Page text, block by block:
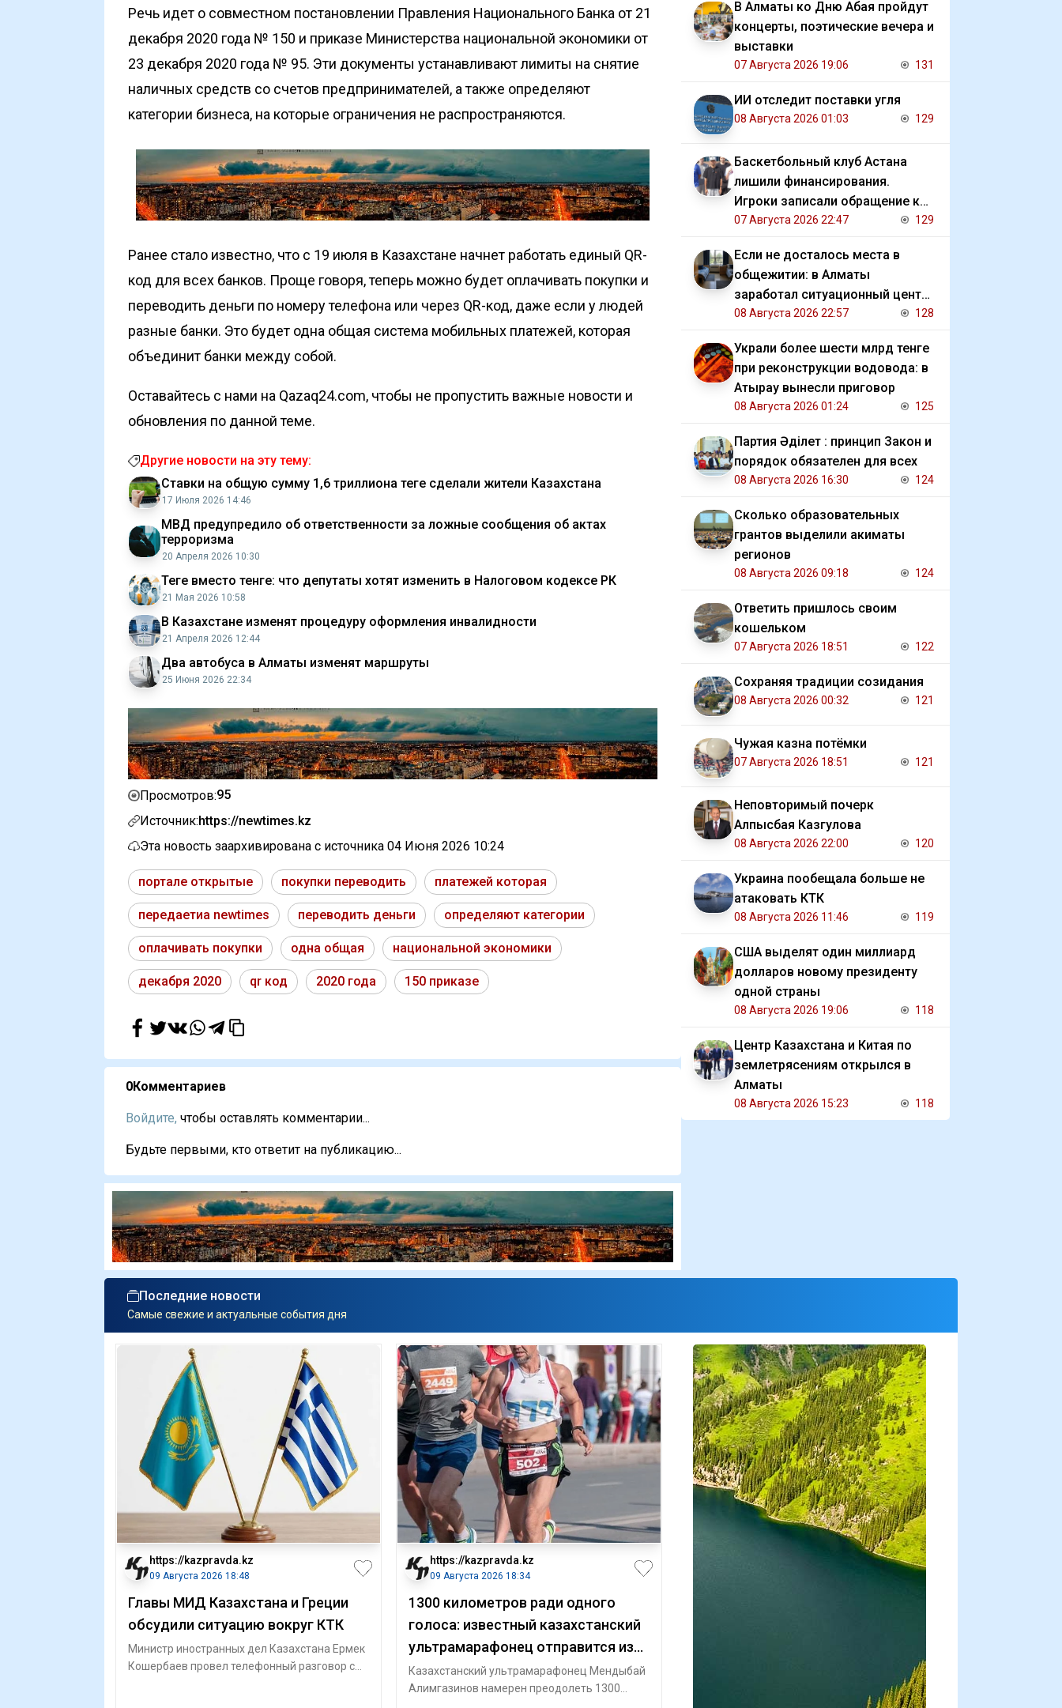
Речь идет о совместном постановлении Правления Национального Банка от 21
декабря 2020 года № 150 и приказе Министерства национальной экономики от
23 декабря 2020 года № 95. Эти документы устанавливают лимиты на снятие
наличных средств со счетов предпринимателей, а также определяют
категории бизнеса, на которые ограничения не распространяются.
Ранее стало известно, что с 19 июля в Казахстане начнет работать единый QR-
код для всех банков. Проще говоря, теперь можно будет оплачивать покупки и
переводить деньги по номеру телефона или через QR-код, даже если у людей
разные банки. Это будет одна общая система мобильных платежей, которая
объединит банки между собой.
Оставайтесь с нами на Qazaq24.com, чтобы не пропустить важные новости и
обновления по данной теме.
Другие новости на эту тему:
Ставки на общую сумму 1,6 триллиона теңге сделали жители Казахстана
17 Июля 2026 14:46
МВД предупредило об ответственности за ложные сообщения об актах
терроризма
20 Апреля 2026 10:30
Теңге вместо тенге: что депутаты хотят изменить в Налоговом кодексе РК
21 Мая 2026 10:58
В Казахстане изменят процедуру оформления инвалидности
21 Апреля 2026 12:44
Два автобуса в Алматы изменят маршруты
25 Июня 2026 22:34
Просмотров:95
Источник:https://newtimes.kz
Эта новость заархивирована с источника 04 Июня 2026 10:24
портале открытые покупки переводить платежей которая
передаетиа newtimes переводить деньги определяют категории
оплачивать покупки одна общая национальной экономики
декабря 2020 qr код 2020 года 150 приказе
0Комментариев
Войдите, чтобы оставлять комментарии...
Будьте первыми, кто ответит на публикацию...
В Алматы ко Дню Абая пройдут
концерты, поэтические вечера и
выставки
07 Августа 2026 19:06 131
ИИ отследит поставки угля
08 Августа 2026 01:03 129
Баскетбольный клуб Астана
лишили финансирования.
Игроки записали обращение к
президенту
07 Августа 2026 22:47 129
Если не досталось места в
общежитии: в Алматы
заработал ситуационный центр
для студентов
08 Августа 2026 22:57 128
Украли более шести млрд тенге
при реконструкции водовода: в
Атырау вынесли приговор
08 Августа 2026 01:24 125
Партия Әділет : принцип Закон и
порядок обязателен для всех
08 Августа 2026 16:30 124
Сколько образовательных
грантов выделили акиматы
регионов
08 Августа 2026 09:18 124
Ответить пришлось своим
кошельком
07 Августа 2026 18:51 122
Сохраняя традиции созидания
08 Августа 2026 00:32 121
Чужая казна потёмки
07 Августа 2026 18:51 121
Неповторимый почерк
Алпысбая Казгулова
08 Августа 2026 22:00 120
Украина пообещала больше не
атаковать КТК
08 Августа 2026 11:46 119
США выделят один миллиард
долларов новому президенту
одной страны
08 Августа 2026 19:06 118
Центр Казахстана и Китая по
землетрясениям открылся в
Алматы
08 Августа 2026 15:23 118
Последние новости
Самые свежие и актуальные события дня
https://kazpravda.kz
09 Августа 2026 18:48
Главы МИД Казахстана и Греции
обсудили ситуацию вокруг КТК
Министр иностранных дел Казахстана Ермек
Кошербаев провел телефонный разговор с
https://kazpravda.kz
09 Августа 2026 18:34
1300 километров ради одного
голоса: известный казахстанский
ультрамарафонец отправится из
Астаны в Алматы
Казахстанский ультрамарафонец Мендыбай
Алимгазинов намерен преодолеть 1300